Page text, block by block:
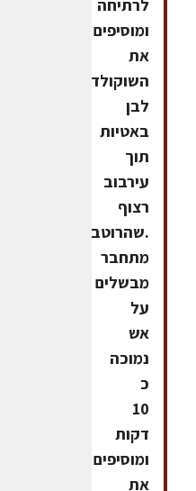
לרתיחה
ומוסיפים
את
השוקולד
לבן
באטיות
תוך
עירבוב
רצוף
.שהרוטב
מתחבר
מבשלים
על
אש
נמוכה
כ
10
דקות
ומוסיפים
את